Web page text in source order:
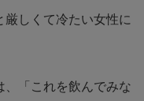
厳しくて冷たい女性に
、「これを飲んでみな